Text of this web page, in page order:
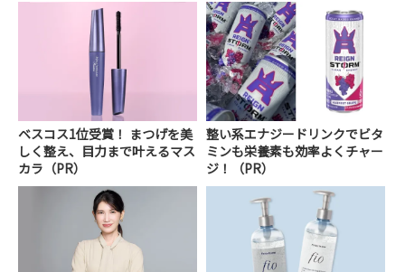
ベスコス1位受賞！ まつげを美
しく整え、目力まで叶えるマス
カラ（PR）
整い系エナジードリンクでビタ
ミンも栄養素も効率よくチャー
ジ！（PR）